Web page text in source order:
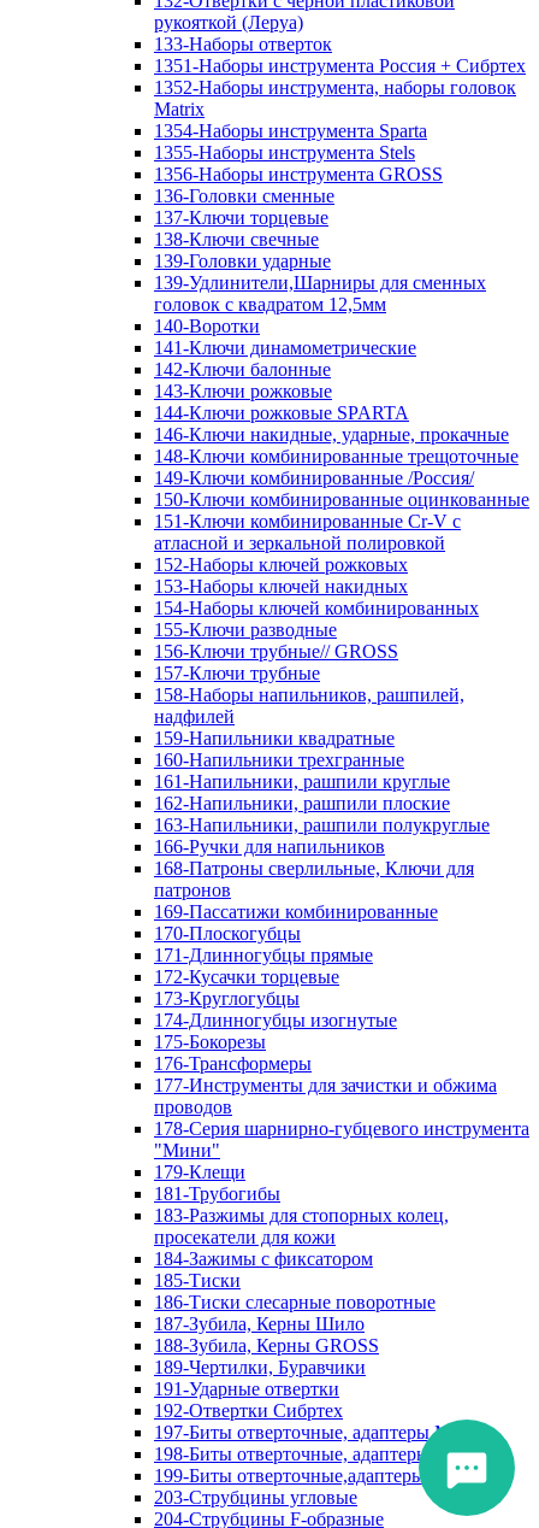
рукояткой (Леруа)
133-Наборы отверток
1351-Наборы инструмента Россия + Сибртех
1352-Наборы инструмента, наборы головок
Matrix
1354-Наборы инструмента Sparta
1355-Наборы инструмента Stels
1356-Наборы инструмента GROSS
136-Головки сменные
137-Ключи торцевые
138-Ключи свечные
139-Головки ударные
139-Удлинители,Шарниры для сменных
головок с квадратом 12,5мм
140-Воротки
141-Ключи динамометрические
142-Ключи балонные
143-Ключи рожковые
144-Ключи рожковые SPARTA
146-Ключи накидные, ударные, прокачные
148-Ключи комбинированные трещоточные
149-Ключи комбинированные /Россия/
150-Ключи комбинированные оцинкованные
151-Ключи комбинированные Cr-V с
атласной и зеркальной полировкой
152-Наборы ключей рожковых
153-Наборы ключей накидных
154-Наборы ключей комбинированных
155-Ключи разводные
156-Ключи трубные// GROSS
157-Ключи трубные
158-Наборы напильников, рашпилей,
надфилей
159-Напильники квадратные
160-Напильники трехгранные
161-Напильники, рашпили круглые
162-Напильники, рашпили плоские
163-Напильники, рашпили полукруглые
166-Ручки для напильников
168-Патроны сверлильные, Ключи для
патронов
169-Пассатижи комбинированные
170-Плоскогубцы
171-Длинногубцы прямые
172-Кусачки торцевые
173-Круглогубцы
174-Длинногубцы изогнутые
175-Бокорезы
176-Трансформеры
177-Инструменты для зачистки и обжима
проводов
178-Серия шарнирно-губцевого инструмента
"Мини"
179-Клещи
181-Трубогибы
183-Разжимы для стопорных колец,
просекатели для кожи
184-Зажимы с фиксатором
185-Тиски
186-Тиски слесарные поворотные
187-Зубила, Керны Шило
188-Зубила, Керны GROSS
189-Чертилки, Буравчики
191-Ударные отвертки
192-Отвертки Сибртех
197-Биты отверточные, адаптеры Matrix
198-Биты отверточные, адаптеры Прочие
199-Биты отверточные,адаптеры Сибртех
203-Струбцины угловые
204-Струбцины F-образные